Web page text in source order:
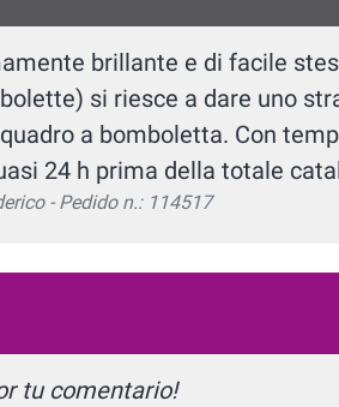
brillante e di facile
si riesce a dare uno
a bomboletta. Con
24 h prima della totale
- Pedido n.: 114517
tu comentario!